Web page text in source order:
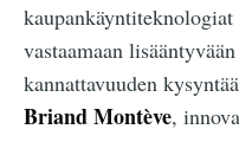
vastaamaan
kannattavuuden
Briand Montève,